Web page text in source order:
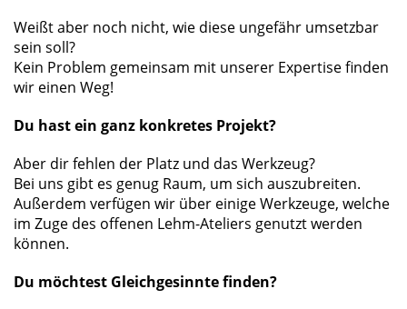
Weißt aber noch nicht, wie diese ungefähr umsetzbar
sein soll?
Kein Problem gemeinsam mit unserer Expertise finden
wir einen Weg!
Du hast ein ganz konkretes Projekt?
Aber dir fehlen der Platz und das Werkzeug?
Bei uns gibt es genug Raum, um sich auszubreiten.
Außerdem verfügen wir über einige Werkzeuge, welche
im Zuge des offenen Lehm-Ateliers genutzt werden
können.
Du möchtest Gleichgesinnte finden?